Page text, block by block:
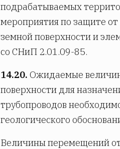
подрабатываемых
мероприятия по защите
земной поверхности и
со СНиП 2.01.09-85.
14.20. Ожидаемые
поверхности для
трубопроводов
геологического
Величины перемещений